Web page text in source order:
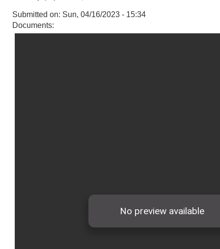
Submitted on: Sun, 04/16/2023 - 15:34
Documents: